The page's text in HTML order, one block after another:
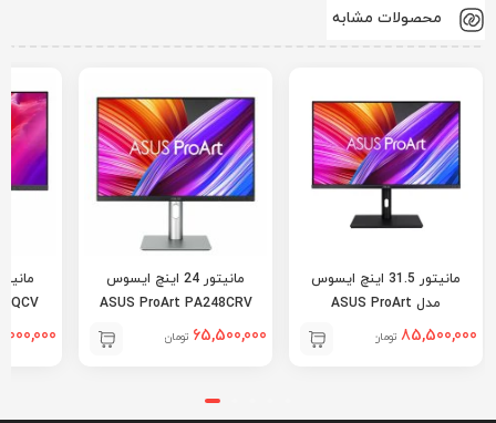
محصولات مشابه
مانیتور 31.5 اینچ ایسوس
مدل ASUS ProArt
PA328QV85,500,000 تومان
مانیتور 24 اینچ ایسوس
ASUS ProArt PA248CRV
65,500,000 تومان